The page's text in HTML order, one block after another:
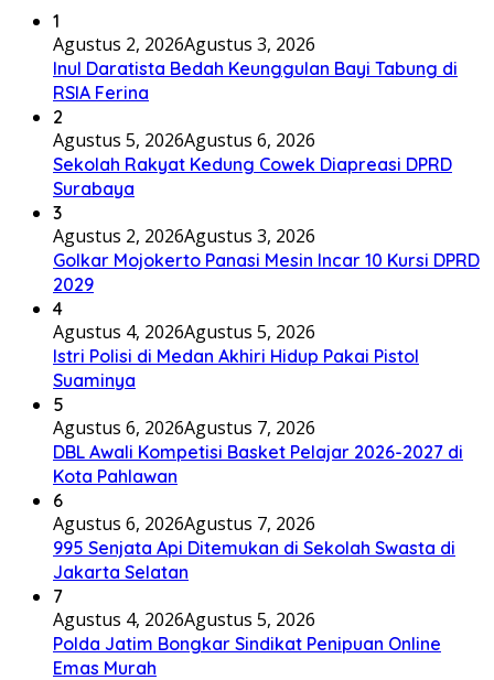
1
Agustus 2, 2026Agustus 3, 2026
Inul Daratista Bedah Keunggulan Bayi Tabung di
RSIA Ferina
2
Agustus 5, 2026Agustus 6, 2026
Sekolah Rakyat Kedung Cowek Diapreasi DPRD
Surabaya
3
Agustus 2, 2026Agustus 3, 2026
Golkar Mojokerto Panasi Mesin Incar 10 Kursi DPRD
2029
4
Agustus 4, 2026Agustus 5, 2026
Istri Polisi di Medan Akhiri Hidup Pakai Pistol
Suaminya
5
Agustus 6, 2026Agustus 7, 2026
DBL Awali Kompetisi Basket Pelajar 2026-2027 di
Kota Pahlawan
6
Agustus 6, 2026Agustus 7, 2026
995 Senjata Api Ditemukan di Sekolah Swasta di
Jakarta Selatan
7
Agustus 4, 2026Agustus 5, 2026
Polda Jatim Bongkar Sindikat Penipuan Online
Emas Murah